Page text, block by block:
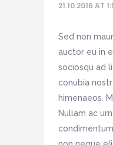
21.10.2016 AT
Sed non
auctor eu in
sociosqu ad
conubia
himenaeos.
Nullam ac